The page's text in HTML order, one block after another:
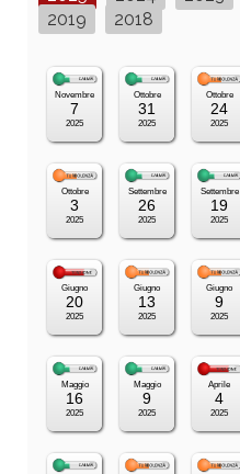
2019
2018
Novembre
7
2025
Ottobre
31
2025
Ottobre
24
2025
Ottobre
3
2025
Settembre
26
2025
Settembre
19
2025
Giugno
20
2025
Giugno
13
2025
Giugno
9
2025
Maggio
16
2025
Maggio
9
2025
Aprile
4
2025